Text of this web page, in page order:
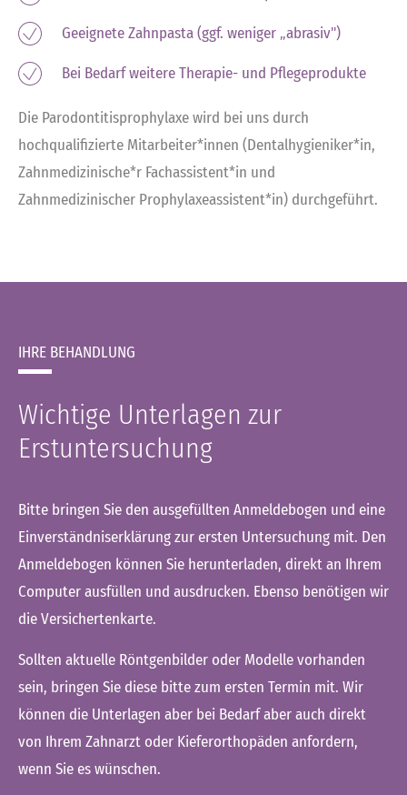
Geeignete Zahnpasta (ggf. weniger „abrasiv")
Bei Bedarf weitere Therapie- und Pflegeprodukte
Die Parodontitisprophylaxe wird bei uns durch
hochqualifizierte Mitarbeiter*innen (Dentalhygieniker*in,
Zahnmedizinische*r Fachassistent*in und
Zahnmedizinischer Prophylaxeassistent*in) durchgeführt.
IHRE BEHANDLUNG
Wichtige Unterlagen zur
Erstuntersuchung
Bitte bringen Sie den ausgefüllten Anmeldebogen und eine
Einverständniserklärung zur ersten Untersuchung mit. Den
Anmeldebogen können Sie herunterladen, direkt an Ihrem
Computer ausfüllen und ausdrucken. Ebenso benötigen wir
die Versichertenkarte.
Sollten aktuelle Röntgenbilder oder Modelle vorhanden
sein, bringen Sie diese bitte zum ersten Termin mit. Wir
können die Unterlagen aber bei Bedarf aber auch direkt
von Ihrem Zahnarzt oder Kieferorthopäden anfordern,
wenn Sie es wünschen.